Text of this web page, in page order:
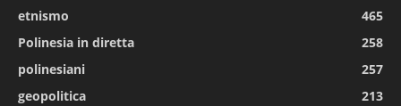
etnismo
465
Polinesia in diretta
258
polinesiani
257
geopolitica
213